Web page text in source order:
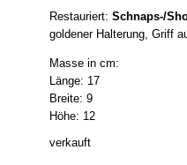
Restauriert: Schnaps-/
goldener Halterung, Griff
Masse in cm:
Länge: 17
Breite: 9
Höhe: 12
verkauft